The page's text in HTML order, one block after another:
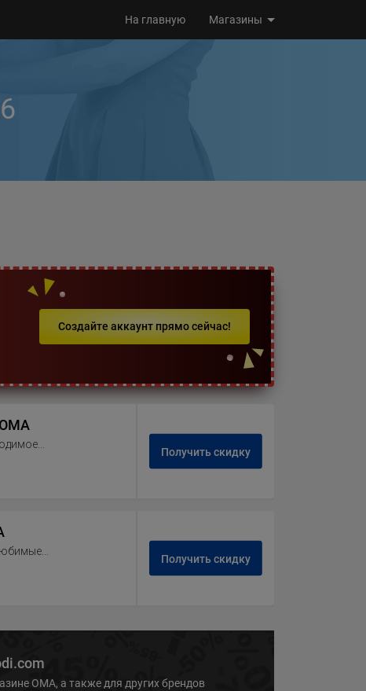
На главную Магазины
Создайте аккаунт прямо сейчас!
Получить скидку
Получить скидку
ОМА, а также для других брендов